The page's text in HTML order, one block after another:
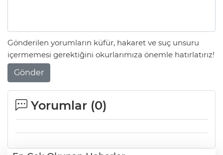
Gönderilen yorumların küfür, hakaret ve suç unsuru
içermemesi gerektiğini okurlarımıza önemle hatırlatırız!
Gönder
Yorumlar (0)